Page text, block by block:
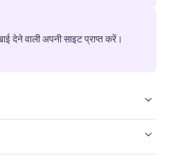
देने वाली अपनी साइट प्राप्त करें।